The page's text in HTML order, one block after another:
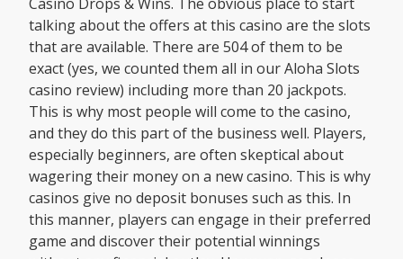
talking about the offers at this casino are the slots
that are available. There are 504 of them to be
exact (yes, we counted them all in our Aloha Slots
casino review) including more than 20 jackpots.
This is why most people will come to the casino,
and they do this part of the business well. Players,
especially beginners, are often skeptical about
wagering their money on a new casino. This is why
casinos give no deposit bonuses such as this. In
this manner, players can engage in their preferred
game and discover their potential winnings